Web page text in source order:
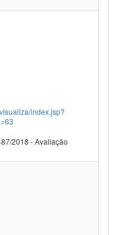
index.jsp?
2018 - Avaliação